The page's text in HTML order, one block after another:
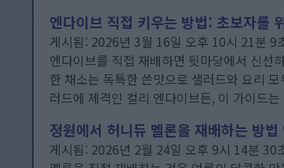
엔다이브 직접 키우는 방법: 초보자를
게시됨: 2026년 3월 16일 오후 10시 21분 9
엔다이브를 직접 재배하면 뒷마당에서 신선
한 채소는 독특한 쓴맛으로 샐러드와 요리
러드에 제격인 컬리 엔다이브든, 이 가이드
정원에서 허니듀 멜론을 재배하는 방법
게시됨: 2026년 2월 24일 오후 9시 14분 30